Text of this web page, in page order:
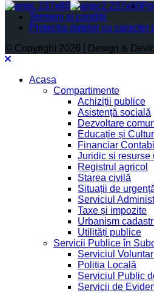
Termeni și condiții
Protectia datelor cu caracter
© Copyright 2026 | Design &
Acasa
Compartimente
Achiziții publice
Asistență socială
Dezvoltare
Educație și
Financiar Contabil
Juridic si resurse
Registrul agricol
Starea civilă
Situații de
Serviciul
Taxe și impozite
Urbanism
Utilități publice
Servicii Publice în
Serviciul
Poliția Locală
Serviciul Public
Servicii de